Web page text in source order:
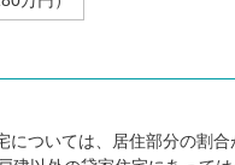
ついては、居住部分の割